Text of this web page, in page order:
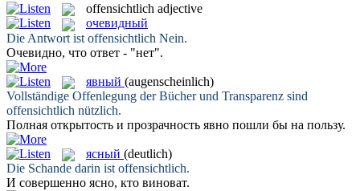
offensichtlich adjective
очевидный
Die Antwort ist offensichtlich Nein.
Очевидно, что ответ - "нет".
явный (augenscheinlich)
Vollständige Offenlegung der Bücher und Transparenz sind
offensichtlich nützlich.
Полная открытость и прозрачность явно пошли бы на пользу.
ясный (deutlich)
Die Schande darin ist offensichtlich.
И совершенно ясно, кто виноват.